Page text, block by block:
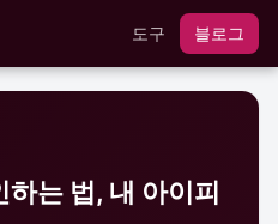
도구 블로그
하는 법, 내 아이피